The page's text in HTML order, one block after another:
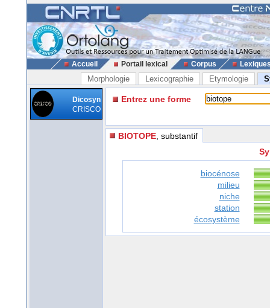
Accueil Portail lexical Corpus
Morphologie Lexicographie Etymologie
Dicosyn
CRISCO
Entrez une forme
BIOTOPE , substantif
biocénose
milieu
niche
station
écosystème